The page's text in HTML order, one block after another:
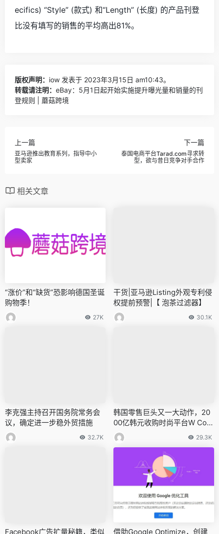
ecifics) “Style” (款式) 和“Length” (长度) 的产品刊登
比没有填写的销售的平均高出81%。
版权声明： iow 发表于 2023年3月15日 am10:43。
转载请注明： eBay：5月1日起开始实施提升曝光量和销量的刊
登规则 | 蘑菇跨境
上一篇
亚马逊推出教育系列，指导中小
型卖家
下一篇
泰国电商平台Tarad.com寻求转
型，欲与昔日竞争对手合作
相关文章
“涨价”和“缺货”恐影响德国圣诞
购物季！
27K
干货|亚马逊Listing外观专利侵
权提前预警|【 泡茶过滤器】
30.1K
李克强主持召开国务院常务会
议，确定进一步稳外贸措施
32.7K
韩国零售巨头又一大动作，20
00亿韩元收购时尚平台W Con
cept
29.3K
Facebook广告扩量秘籍，类似 借助Google Optimize，创建